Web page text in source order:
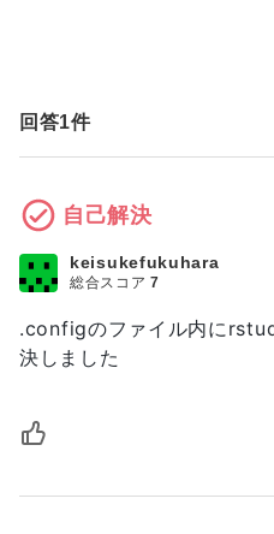
回答1件
自己解決
.configのファイル内に
決しました
keisukefukuhara
総合スコア 7